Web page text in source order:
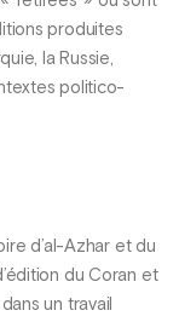
produites
la Russie,
politico-
d’al-Azhar et du
du Coran et
un travail